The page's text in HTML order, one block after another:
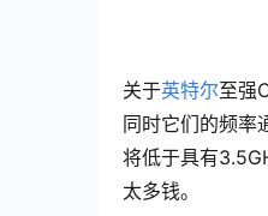
关于英特尔至强
同时它们的频
将低于具有
太多钱。